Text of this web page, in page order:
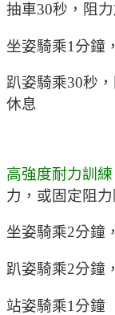
抽車30秒，阻
坐姿騎乘1分鐘
趴姿騎乘30秒
休息
高強度耐力訓練
力，或固定阻力
坐姿騎乘2分鐘
趴姿騎乘2分鐘
站姿騎乘1分鐘